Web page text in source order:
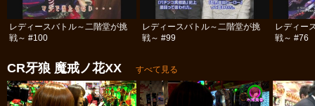
レディースバトル～二階堂が挑
戦～ #100
レディースバトル～二階堂が挑
戦～ #99
レディー
戦～ #76
CR牙狼 魔戒ノ花XX すべて見る